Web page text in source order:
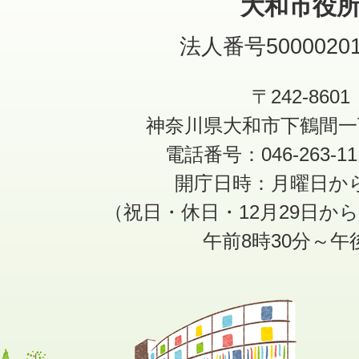
大和市役
法人番号
〒242-8601
神奈川県大和市下鶴間
電話番号：046-263-
開庁日時：月曜日か
（祝日・休日・12月29日か
午前8時30分～午